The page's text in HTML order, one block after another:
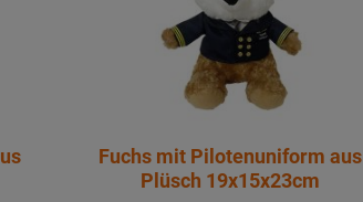
Fuchs mit Pilotenuniform aus
Plüsch 19x15x23cm